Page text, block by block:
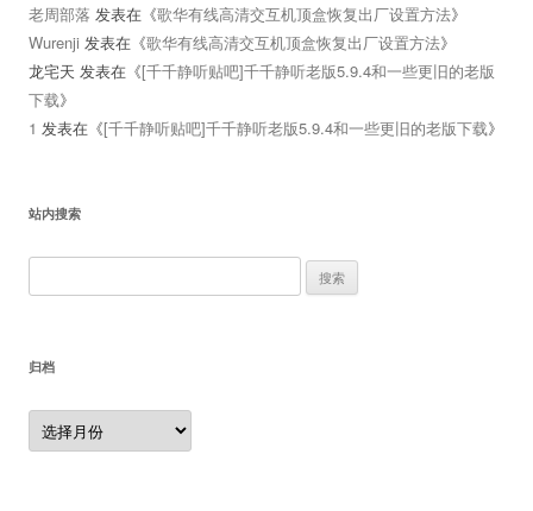
老周部落 发表在《歌华有线高清交互机顶盒恢复出厂设置方法》
Wurenji 发表在《歌华有线高清交互机顶盒恢复出厂设置方法》
龙宅天 发表在《[千千静听贴吧]千千静听老版5.9.4和一些更旧的老版
下载》
1 发表在《[千千静听贴吧]千千静听老版5.9.4和一些更旧的老版下载》
站内搜索
索：
归档
归
档